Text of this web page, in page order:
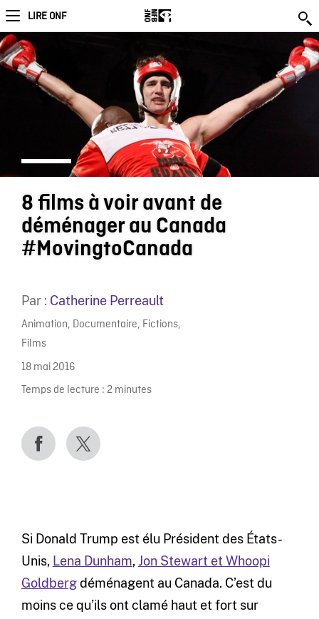
LIRE ONF
8 films à voir avant de
déménager au Canada
#MovingtoCanada
Par : Catherine Perreault
Animation, Documentaire, Fictions,
Films
18 mai 2016
Temps de lecture : 2 minutes
Si Donald Trump est élu Président des États-
Unis, Lena Dunham,Jon Stewart et Whoopi
Goldbergdéménagent au Canada. C’est du
moins ce qu’ils ont clamé haut et fort sur